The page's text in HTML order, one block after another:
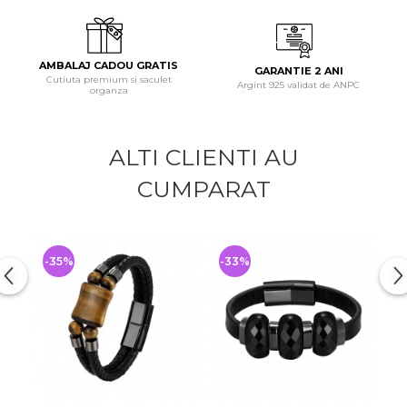
AMBALAJ CADOU GRATIS
Cutiuta premium si saculet
organza
GARANTIE 2 ANI
Argint 925 validat de ANPC
ALTI CLIENTI AU
CUMPARAT
-35% -33%